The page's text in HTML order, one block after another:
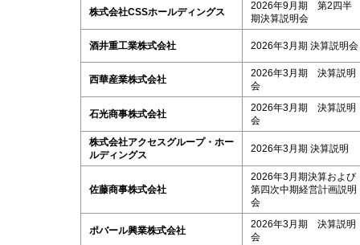
株式会社CSSホールディングス
2026年9月期 第2四半
期決算説明会
酒井重工業株式会社 2026年3月期 決算説明会
西華産業株式会社
2026年3月期 決算説明
会
石光商事株式会社
2026年3月期 決算説明
会
株式会社アクセスグループ・ホー
ルディングス
2026年3月期 決算説明
佐藤商事株式会社
2026年3月期決算および
第四次中期経営計画説明
会
ポバール興業株式会社
2026年3月期 決算説明
会